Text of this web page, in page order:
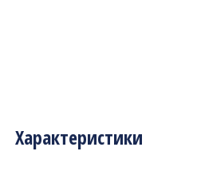
Характеристики